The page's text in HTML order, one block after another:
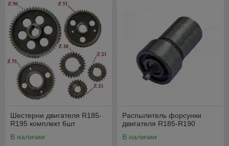
Шестерни двигателя R185-
R195 комплект 6шт
В наличии
Распылитель форсунки
двигателя R185-R190
В наличии